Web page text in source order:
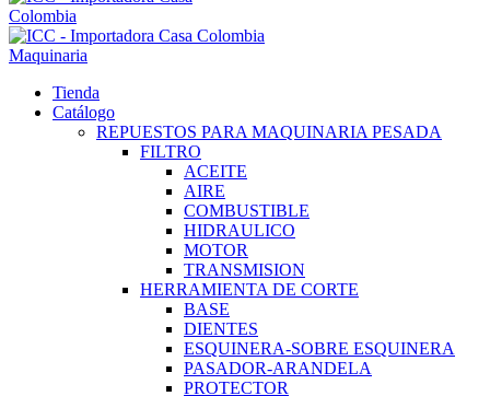
Maquinaria
Tienda
Catálogo
REPUESTOS PARA MAQUINARIA PESADA
FILTRO
ACEITE
AIRE
COMBUSTIBLE
HIDRAULICO
MOTOR
TRANSMISION
HERRAMIENTA DE CORTE
BASE
DIENTES
ESQUINERA-SOBRE ESQUINERA
PASADOR-ARANDELA
PROTECTOR